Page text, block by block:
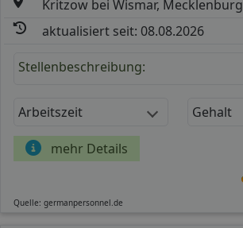
Kritzow bei Wismar, Mecklenburg
aktualisiert seit: 08.08.2026
Stellenbeschreibung:
Arbeitszeit Gehalt
mehr Details
Quelle: germanpersonnel.de